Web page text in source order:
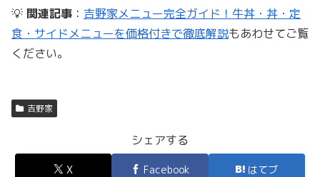
💡 関連記事 ： 吉野家メニュー完全ガイド！牛丼・丼・定
食・サイドメニューを価格付きで徹底解説もあわせてご覧
ください。
吉野家
シェアする
X Facebook はてブ